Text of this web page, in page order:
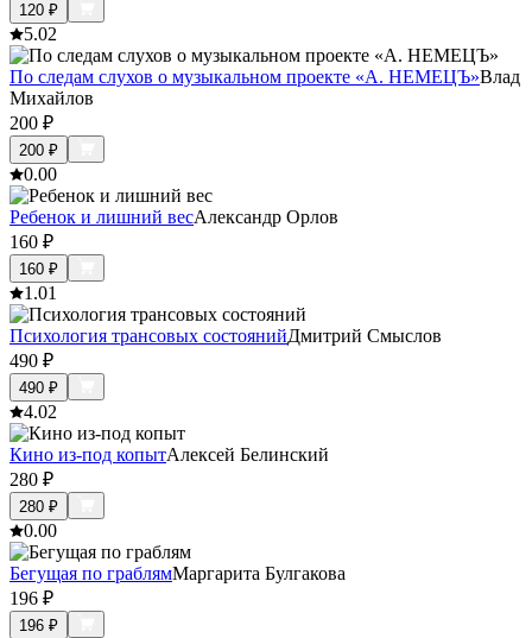
120 ₽
5.02
По следам слухов о музыкальном проекте «А. НЕМЕЦЪ»Влад
Михайлов
200 ₽
200 ₽
0.00
Ребенок и лишний весАлександр Орлов
160 ₽
160 ₽
1.01
Психология трансовых состоянийДмитрий Смыслов
490 ₽
490 ₽
4.02
Кино из-под копытАлексей Белинский
280 ₽
280 ₽
0.00
Бегущая по граблямМаргарита Булгакова
196 ₽
196 ₽